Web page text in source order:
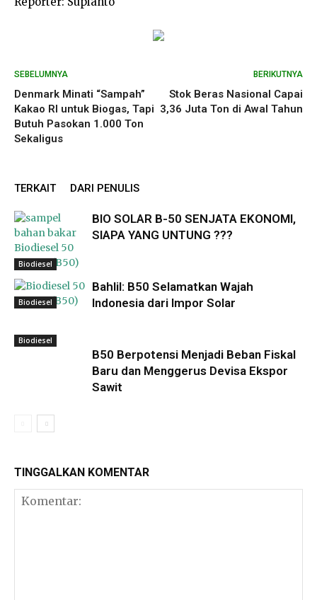
SEBELUMNYA
Denmark Minati “Sampah”
Kakao RI untuk Biogas, Tapi
Butuh Pasokan 1.000 Ton
Sekaligus
BERIKUTNYA
Stok Beras Nasional Capai
3,36 Juta Ton di Awal Tahun
TERKAIT DARI PENULIS
Biodiesel
BIO SOLAR B-50 SENJATA EKONOMI,
SIAPA YANG UNTUNG ???
Biodiesel
Bahlil: B50 Selamatkan Wajah
Indonesia dari Impor Solar
Biodiesel
B50 Berpotensi Menjadi Beban Fiskal
Baru dan Menggerus Devisa Ekspor
Sawit
TINGGALKAN KOMENTAR